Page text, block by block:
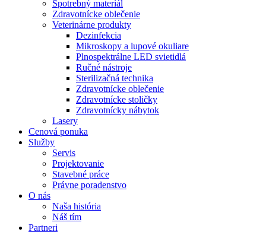
Spotrebný materiál
Zdravotnícke oblečenie
Veterinárne produkty
Dezinfekcia
Mikroskopy a lupové okuliare
Plnospektrálne LED svietidlá
Ručné nástroje
Sterilizačná technika
Zdravotnícke oblečenie
Zdravotnícke stoličky
Zdravotnícky nábytok
Lasery
Cenová ponuka
Služby
Servis
Projektovanie
Stavebné práce
Právne poradenstvo
O nás
Naša história
Náš tím
Partneri